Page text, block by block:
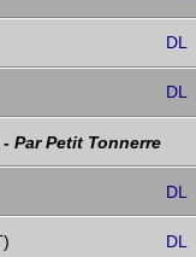
DL
DL
Par Petit Tonnerre
DL
DL